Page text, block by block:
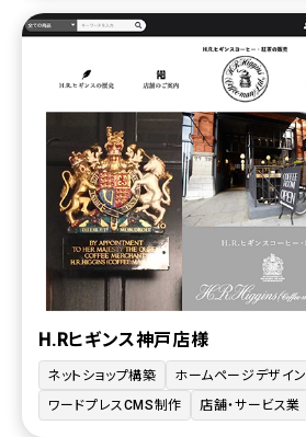
H.Rヒギンス神戸店様
ネットショップ構築
ホームページデザイン
ワードプレスCMS制作
店舗・サービス業